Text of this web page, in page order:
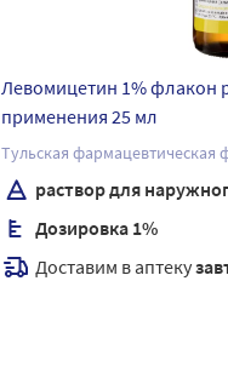
Левомицетин 1% флакон
применения 25 мл
Тульская
раствор для
Дозировка 1%
Доставим в аптеку